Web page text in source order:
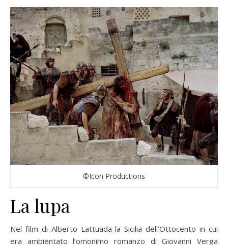
©Icon Productions
La lupa
Nel film di Alberto Lattuada la Sicilia dell’Ottocento in cui
era ambientato l’omonimo romanzo di Giovanni Verga